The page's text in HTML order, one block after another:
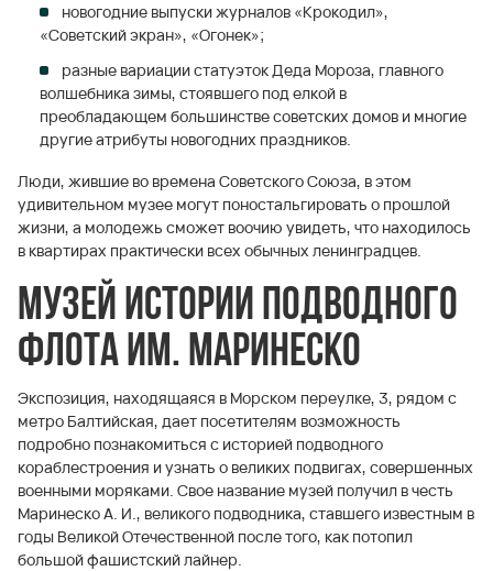
новогодние выпуски журналов «Крокодил»,
«Советский экран», «Огонек»;
разные вариации статуэток Деда Мороза, главного
волшебника зимы, стоявшего под елкой в
преобладающем большинстве советских домов и многие
другие атрибуты новогодних праздников.
Люди, жившие во времена Советского Союза, в этом
удивительном музее могут поностальгировать о прошлой
жизни, а молодежь сможет воочию увидеть, что находилось
в квартирах практически всех обычных ленинградцев.
Музей истории подводного
флота им. Маринеско
Экспозиция, находящаяся в Морском переулке, 3, рядом с
метро Балтийская, дает посетителям возможность
подробно познакомиться с историей подводного
кораблестроения и узнать о великих подвигах, совершенных
военными моряками. Свое название музей получил в честь
Маринеско А. И., великого подводника, ставшего известным в
годы Великой Отечественной после того, как потопил
большой фашистский лайнер.